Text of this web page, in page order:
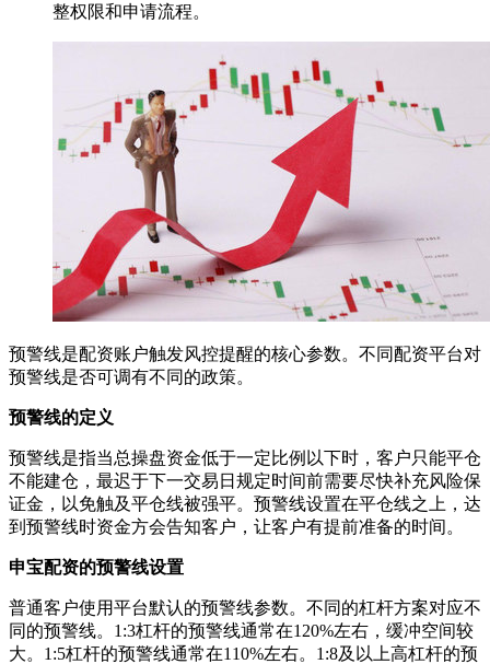
整权限和申请流程。
预警线是配资账户触发风控提醒的核心参数。不同配资平台对
预警线是否可调有不同的政策。
预警线的定义
预警线是指当总操盘资金低于一定比例以下时，客户只能平仓
不能建仓，最迟于下一交易日规定时间前需要尽快补充风险保
证金，以免触及平仓线被强平。预警线设置在平仓线之上，达
到预警线时资金方会告知客户，让客户有提前准备的时间。
申宝配资的预警线设置
普通客户使用平台默认的预警线参数。不同的杠杆方案对应不
同的预警线。1:3杠杆的预警线通常在120%左右，缓冲空间较
大。1:5杠杆的预警线通常在110%左右。1:8及以上高杠杆的预